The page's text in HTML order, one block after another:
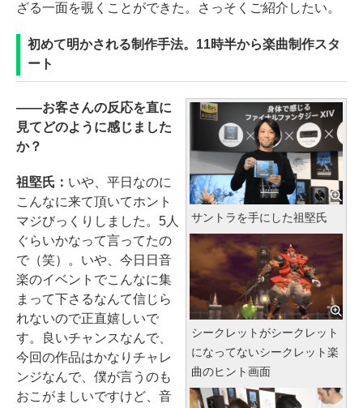
ざる一面を覗くことができた。さっそくご紹介したい。
初めて明かされる制作手法。11時半から楽曲制作スタ
ート
サントラを手にした祖堅氏
シークレットがシークレット
になってないシークレット楽
曲のヒント画面
――お客さんの反応を直に
見てどのように感じました
か？
祖堅氏： いや、平日なのに
こんなに来て頂いてホント
マジびっくりしました。5人
ぐらいかなって言ってたの
で（笑）。いや、今日日音
楽のイベントでこんなに集
まって下さるなんて信じら
れないので正直嬉しいで
す。良いチャンスなんで、
今回の作品はかなりチャレ
ンジなんで、僕が言うのも
おこがましいですけど、音